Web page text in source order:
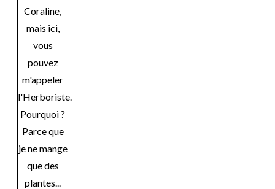
Coraline,
mais ici,
vous
pouvez
m'appeler
l'Herboriste.
Pourquoi ?
Parce que
je ne mange
que des
plantes...